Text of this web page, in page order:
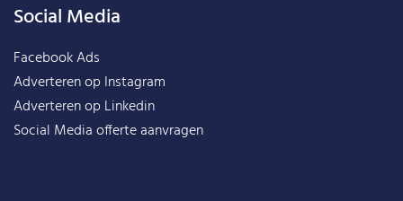
Social Media
Facebook Ads
Adverteren op Instagram
Adverteren op Linkedin
Social Media offerte aanvragen